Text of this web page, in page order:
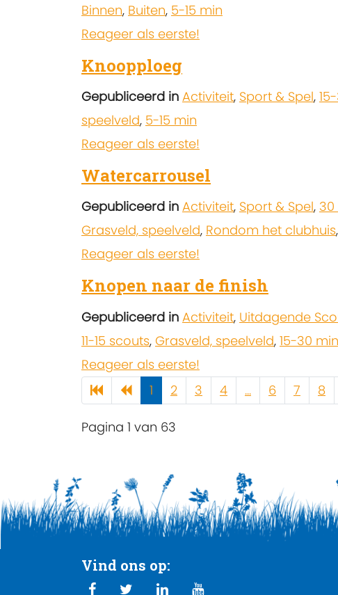
Binnen, Buiten, 5-15 min
Reageer als eerste!
Knoopploeg
Gepubliceerd in Activiteit, Sport & Spel,
speelveld, 5-15 min
Reageer als eerste!
Watercarrousel
Gepubliceerd in Activiteit, Sport & Spel, 30
Grasveld, speelveld, Rondom het clubhuis,
Reageer als eerste!
Knopen naar de finish
Gepubliceerd in Activiteit, Uitdagende
11-15 scouts, Grasveld, speelveld, 15-30 min
Reageer als eerste!
1
2 3 4 ... 6 7 8
Pagina 1 van 63
Vind ons op: